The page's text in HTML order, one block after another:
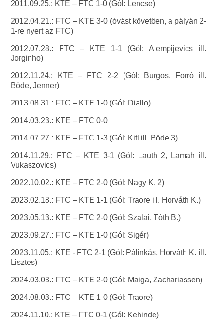
2011.09.25.: KTE – FTC 1-0 (Gól: Lencse)
2012.04.21.: FTC – KTE 3-0 (óvást követően, a pályán 2-
1-re nyert az FTC)
2012.07.28.: FTC – KTE 1-1 (Gól: Alempijevics ill.
Jorginho)
2012.11.24.: KTE – FTC 2-2 (Gól: Burgos, Forró ill.
Böde, Jenner)
2013.08.31.: FTC – KTE 1-0 (Gól: Diallo)
2014.03.23.: KTE – FTC 0-0
2014.07.27.: KTE – FTC 1-3 (Gól: Kitl ill. Böde 3)
2014.11.29.: FTC – KTE 3-1 (Gól: Lauth 2, Lamah ill.
Vukaszovics)
2022.10.02.: KTE – FTC 2-0 (Gól: Nagy K. 2)
2023.02.18.: FTC – KTE 1-1 (Gól: Traore ill. Horváth K.)
2023.05.13.: KTE – FTC 2-0 (Gól: Szalai, Tóth B.)
2023.09.27.: FTC – KTE 1-0 (Gól: Sigér)
2023.11.05.: KTE - FTC 2-1 (Gól: Pálinkás, Horváth K. ill.
Lisztes)
2024.03.03.: FTC – KTE 2-0 (Gól: Maiga, Zachariassen)
2024.08.03.: FTC – KTE 1-0 (Gól: Traore)
2024.11.10.: KTE – FTC 0-1 (Gól: Kehinde)